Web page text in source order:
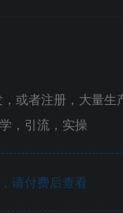
或者注册，大量
，引流，实操
请付费后查看